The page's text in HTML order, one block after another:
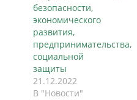
безопасности,
экономического
развития,
предпринимательства,
социальной
защиты
21.12.2022
В "Новости"